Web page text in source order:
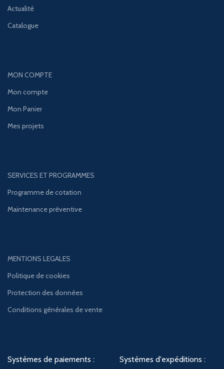
Actualité
Catalogue
MON COMPTE
Mon compte
Mon Panier
Mes projets
SERVICES ET PROGRAMMES
Programme de cotation
Maintenance préventive
MENTIONS LEGALES
Politique de cookies
Protection des données
Conditions générales de vente
Systèmes de paiements : Systèmes d'expéditions :